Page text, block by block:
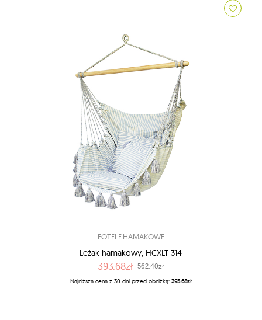
FOTELE HAMAKOWE
Leżak hamakowy, HCXLT-314
393.68zł 562.40zł
Najniższa cena z 30 dni przed obniżką: 393.68zł